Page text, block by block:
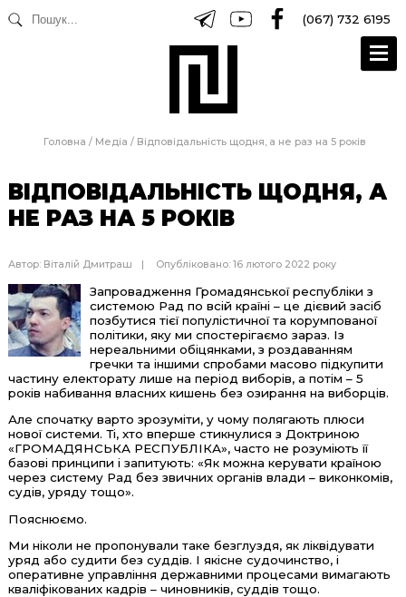
(067) 732 6195
Головна / Медіа / Відповідальність щодня, а не раз на 5 років
ВІДПОВІДАЛЬНІСТЬ ЩОДНЯ, А
НЕ РАЗ НА 5 РОКІВ
Автор: Віталій Дмитраш Опубліковано: 16 лютого 2022 року
Запровадження Громадянської республіки з
системою Рад по всій країні – це дієвий засіб
позбутися тієї популістичної та корумпованої
політики, яку ми спостерігаємо зараз. Із
нереальними обіцянками, з роздаванням
гречки та іншими спробами масово підкупити
частину електорату лише на період виборів, а потім – 5
років набивання власних кишень без озирання на виборців.
Але спочатку варто зрозуміти, у чому полягають плюси
нової системи. Ті, хто вперше стикнулися з Доктриною
«ГРОМАДЯНСЬКА РЕСПУБЛІКА», часто не розуміють її
базові принципи і запитують: «Як можна керувати країною
через систему Рад без звичних органів влади – виконкомів,
судів, уряду тощо».
Пояснюємо.
Ми ніколи не пропонували таке безглуздя, як ліквідувати
уряд або судити без суддів. І якісне судочинство, і
оперативне управління державними процесами вимагають
кваліфікованих кадрів – чиновників, суддів тощо.